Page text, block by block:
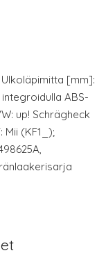
[mm]:
ABS-
up! Schrägheck
Mii (KF1_);